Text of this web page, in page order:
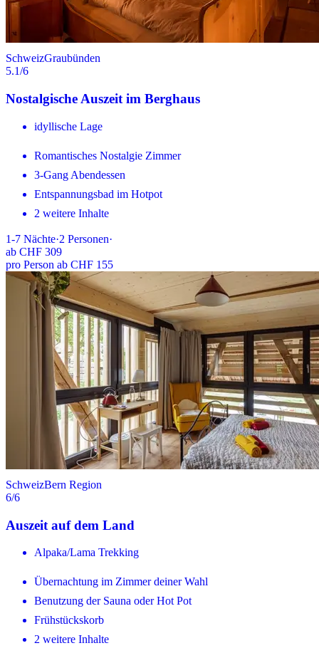
SchweizGraubünden
5.1/6
Nostalgische Auszeit im Berghaus
idyllische Lage
Romantisches Nostalgie Zimmer
3-Gang Abendessen
Entspannungsbad im Hotpot
2 weitere Inhalte
1-7 Nächte·2 Personen·
ab CHF 309
pro Person ab CHF 155
SchweizBern Region
6/6
Auszeit auf dem Land
Alpaka/Lama Trekking
Übernachtung im Zimmer deiner Wahl
Benutzung der Sauna oder Hot Pot
Frühstückskorb
2 weitere Inhalte